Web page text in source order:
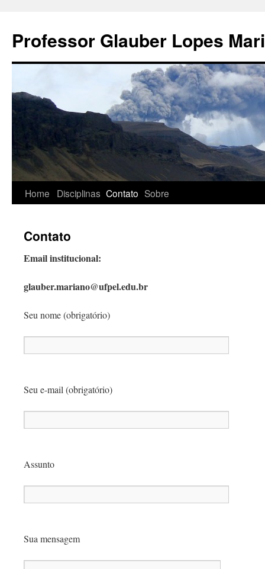
conteúdo
Professor Glauber Lopes
Home Disciplinas Contato Sobre
Contato
Email institucional:
glauber.mariano@ufpel.edu.br
Seu nome (obrigatório)
Seu e-mail (obrigatório)
Assunto
Sua mensagem